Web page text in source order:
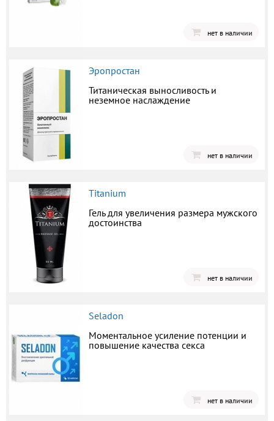
нет в наличии
Эропростан
Титаническая выносливость и
неземное наслаждение
нет в наличии
Titanium
Гель для увеличения размера мужского
достоинства
нет в наличии
Seladon
Моментальное усиление потенции и
повышение качества секса
нет в наличии